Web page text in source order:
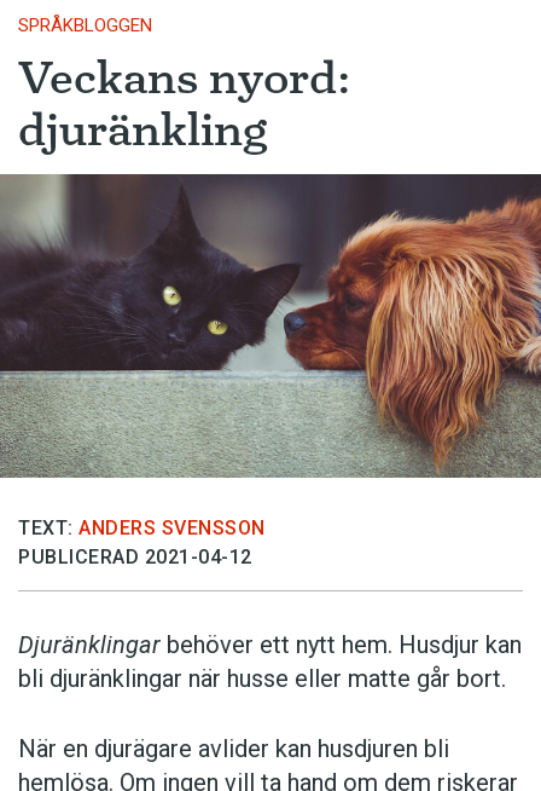
SPRÅKBLOGGEN
Veckans nyord:
djuränkling
TEXT: ANDERS SVENSSON
PUBLICERAD 2021-04-12
Djuränklingar behöver ett nytt hem. Husdjur kan
bli djuränklingar när husse eller matte går bort.
När en djurägare avlider kan husdjuren bli
hemlösa. Om ingen vill ta hand om dem riskerar